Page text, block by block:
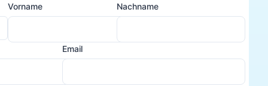
Vorname Nachname
Email